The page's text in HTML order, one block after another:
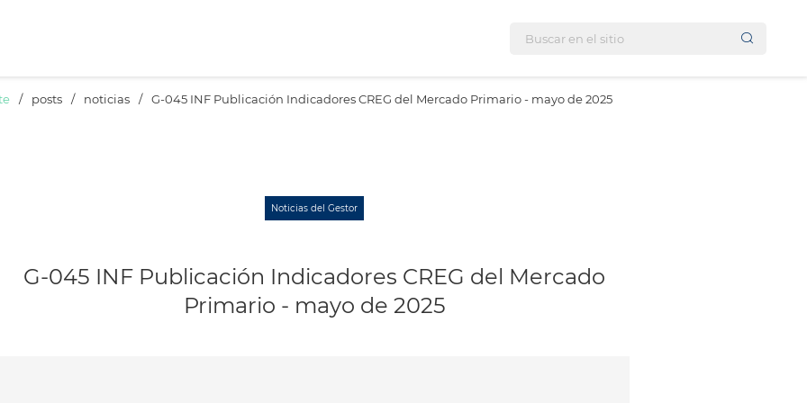
/ posts / noticias / G-045 INF Publicación Indicadores CREG del Mercado Primario - mayo de 2025
Noticias del Gestor
G-045 INF Publicación Indicadores CREG del Mercado
Primario - mayo de 2025